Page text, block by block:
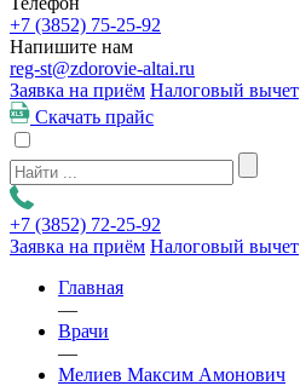
+7 (3852) 75-25-92
Напишите нам
reg-st@zdorovie-altai.ru
Заявка на приём Налоговый вычет
Скачать прайс
+7 (3852) 72-25-92
Заявка на приём Налоговый вычет
Главная
—
Врачи
—
Мелиев Максим Амонович